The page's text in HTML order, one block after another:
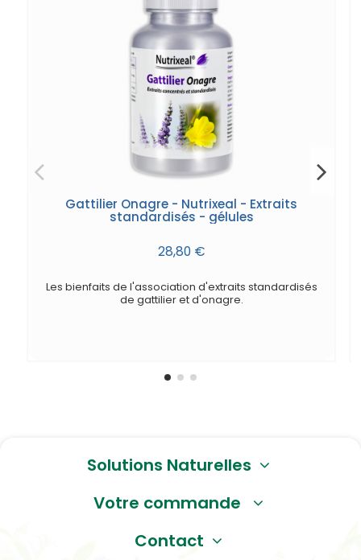
Gattilier Onagre - Nutrixeal - Extraits
standardisés - gélules
28,80 €
Les bienfaits de l'association d'extraits standardisés
de gattilier et d'onagre.
Solutions Naturelles
Votre commande
Contact